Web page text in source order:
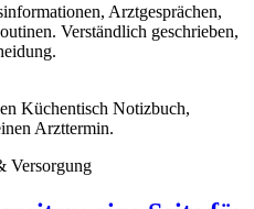
Arztgesprächen,
Verständlich geschrieben,
Versorgung